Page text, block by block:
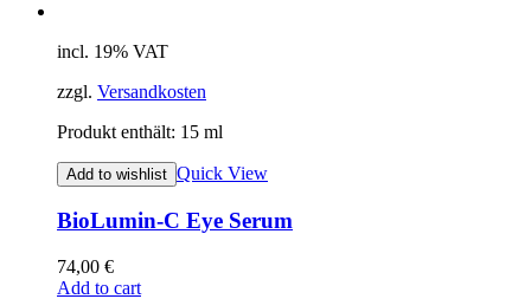
incl. 19% VAT
zzgl. Versandkosten
Produkt enthält: 15 ml
Add to wishlist Quick View
BioLumin-C Eye Serum
74,00 €
Add to cart